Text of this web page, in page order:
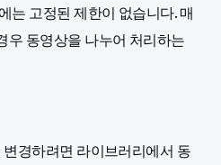
는 고정된 제한이 없습니다. 매
우 동영상을 나누어 처리하는
경하려면 라이브러리에서 동